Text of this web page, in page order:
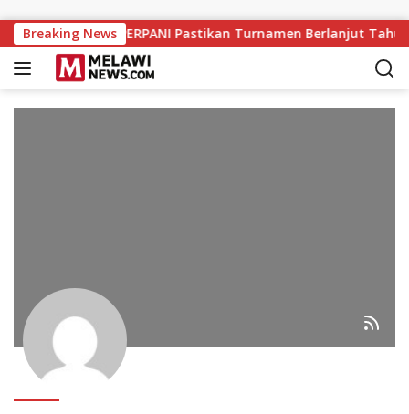
Breaking News
Sukses, PERPANI Pastikan Turnamen Berlanjut Tahun